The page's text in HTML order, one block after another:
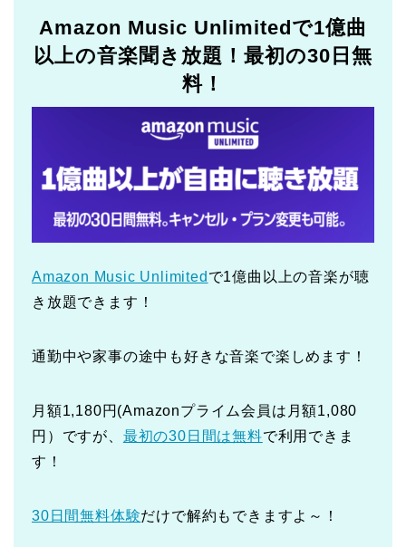
Amazon Music Unlimitedで1億曲
以上の音楽聞き放題！最初の30日無
料！
Amazon Music Unlimited で1億曲以上の音楽が聴
き放題できます！
通勤中や家事の途中も好きな音楽で楽しめます！
月額1,180円(Amazonプライム会員は月額1,080
円）ですが、 最初の30日間は無料で利用できま
す！
30日間無料体験だけで解約もできますよ～！